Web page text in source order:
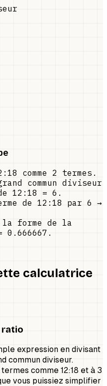
comme 2 termes.
commun diviseur
12:18 = 6.
de 12:18 par 6 →
la forme de la
0.666667.
calculatrice
ratio
expression en divisant
commun diviseur.
comme 12:18 et à 3
vous puissiez simplifier